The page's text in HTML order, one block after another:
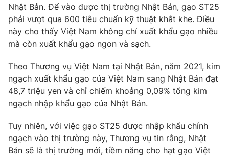
Nhật Bản. Để vào được thị trường Nhật Bản, gạo ST25
phải vượt qua 600 tiêu chuẩn kỹ thuật khắt khe. Điều
này cho thấy Việt Nam không chỉ xuất khẩu gạo nhiều
mà còn xuất khẩu gạo ngon và sạch.
Theo Thương vụ Việt Nam tại Nhật Bản, năm 2021, kim
ngạch xuất khẩu gạo của Việt Nam sang Nhật Bản đạt
48,7 triệu yen và chỉ chiếm khoảng 0,09% tổng kim
ngạch nhập khẩu gạo của Nhật Bản.
Tuy nhiên, với việc gạo ST25 được nhập khẩu chính
ngạch vào thị trường này, Thương vụ tin rằng, Nhật
Bản sẽ là thị trường mới, tiềm năng cho hạt gạo Việt